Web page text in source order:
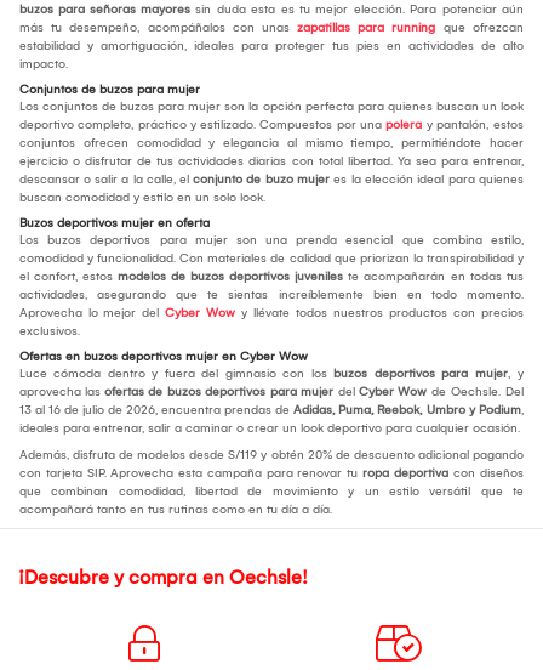
buzos para señoras mayores sin duda esta es tu mejor elección. Para potenciar aún
más tu desempeño, acompáñalos con unas zapatillas para running que ofrezcan
estabilidad y amortiguación, ideales para proteger tus pies en actividades de alto
impacto.
Conjuntos de buzos para mujer
Los conjuntos de buzos para mujer son la opción perfecta para quienes buscan un look
deportivo completo, práctico y estilizado. Compuestos por una polera y pantalón, estos
conjuntos ofrecen comodidad y elegancia al mismo tiempo, permitiéndote hacer
ejercicio o disfrutar de tus actividades diarias con total libertad. Ya sea para entrenar,
descansar o salir a la calle, el conjunto de buzo mujer es la elección ideal para quienes
buscan comodidad y estilo en un solo look.
Buzos deportivos mujer en oferta
Los buzos deportivos para mujer son una prenda esencial que combina estilo,
comodidad y funcionalidad. Con materiales de calidad que priorizan la transpirabilidad y
el confort, estos modelos de buzos deportivos juveniles te acompañarán en todas tus
actividades, asegurando que te sientas increíblemente bien en todo momento.
Aprovecha lo mejor del Cyber Wow y llévate todos nuestros productos con precios
exclusivos.
Ofertas en buzos deportivos mujer en Cyber Wow
Luce cómoda dentro y fuera del gimnasio con los buzos deportivos para mujer, y
aprovecha las ofertas de buzos deportivos para mujer del Cyber Wow de Oechsle. Del
13 al 16 de julio de 2026, encuentra prendas de Adidas, Puma, Reebok, Umbro y Podium,
ideales para entrenar, salir a caminar o crear un look deportivo para cualquier ocasión.
Además, disfruta de modelos desde S/119 y obtén 20% de descuento adicional pagando
con tarjeta SIP. Aprovecha esta campaña para renovar tu ropa deportiva con diseños
que combinan comodidad, libertad de movimiento y un estilo versátil que te
acompañará tanto en tus rutinas como en tu día a día.
¡Descubre y compra en Oechsle!